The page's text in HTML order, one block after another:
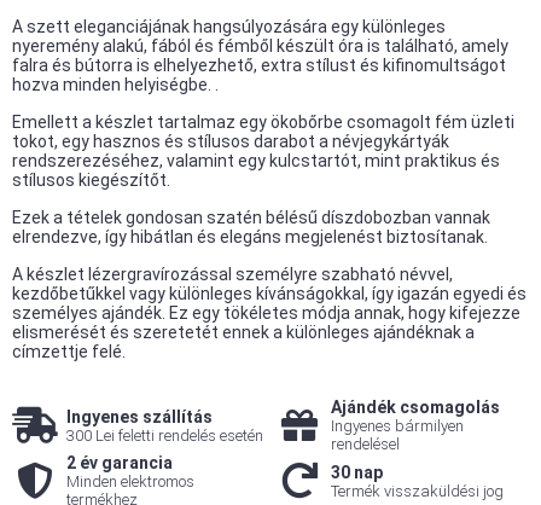
A szett eleganciájának hangsúlyozására egy különleges
nyeremény alakú, fából és fémből készült óra is található, amely
falra és bútorra is elhelyezhető, extra stílust és kifinomultságot
hozva minden helyiségbe. .
Emellett a készlet tartalmaz egy ökobőrbe csomagolt fém üzleti
tokot, egy hasznos és stílusos darabot a névjegykártyák
rendszerezéséhez, valamint egy kulcstartót, mint praktikus és
stílusos kiegészítőt.
Ezek a tételek gondosan szatén bélésű díszdobozban vannak
elrendezve, így hibátlan és elegáns megjelenést biztosítanak.
A készlet lézergravírozással személyre szabható névvel,
kezdőbetűkkel vagy különleges kívánságokkal, így igazán egyedi és
személyes ajándék. Ez egy tökéletes módja annak, hogy kifejezze
elismerését és szeretetét ennek a különleges ajándéknak a
címzettje felé.
Ingyenes szállítás
300 Lei feletti rendelés esetén
Ajándék csomagolás
Ingyenes bármilyen
rendelésel
2 év garancia
Minden elektromos
termékhez
30 nap
Termék visszaküldési jog